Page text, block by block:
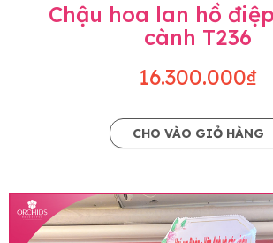
Chậu hoa lan hồ
cành T236
16.300.000₫
CHO VÀO GIỎ HÀNG